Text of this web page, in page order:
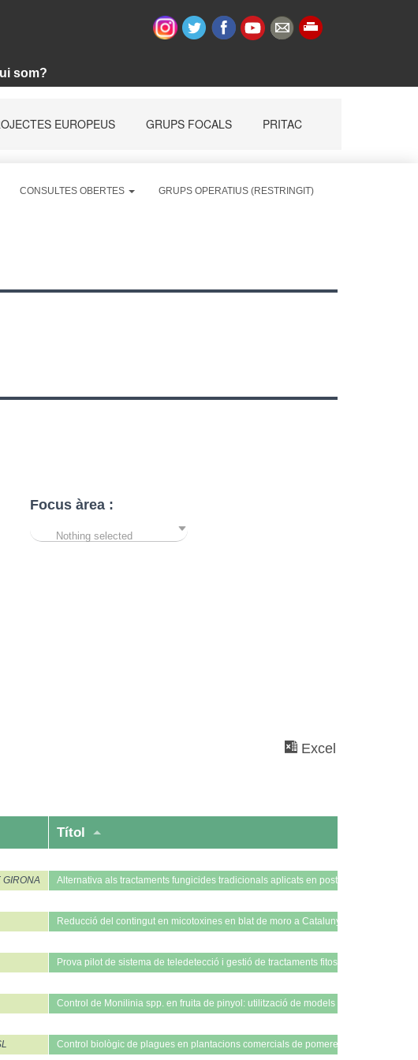
CONSULTES OBERTES GRUPS OPERATIUS (RESTRINGIT)
Focus àrea :
Nothing selected
Excel
Títol
GIRONA
Alternativa als tractaments fungicides tradicionals aplicats en postcollita de poma i
Reducció del contingut en micotoxines en blat de moro a Catalunya
Prova pilot de sistema de teledetecció i gestió de tractaments fitosanitaris a la vinya
Control de Monilinia spp. en fruita de pinyol: utilització de models de predicció i
Control biològic de plagues en plantacions comercials de pomeres